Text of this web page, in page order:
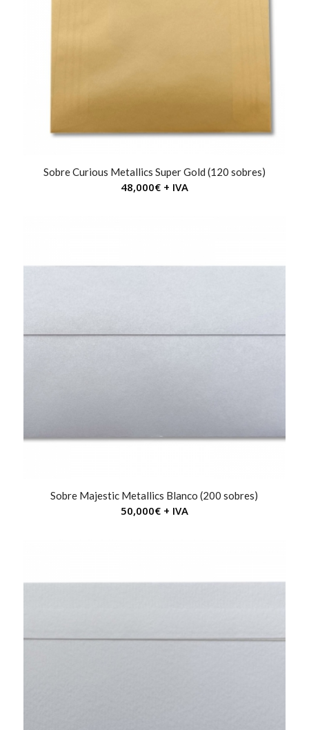
Sobre Curious Metallics Super Gold (120 sobres)
48,000€+ IVA
Sobre Majestic Metallics Blanco (200 sobres)
50,000€+ IVA